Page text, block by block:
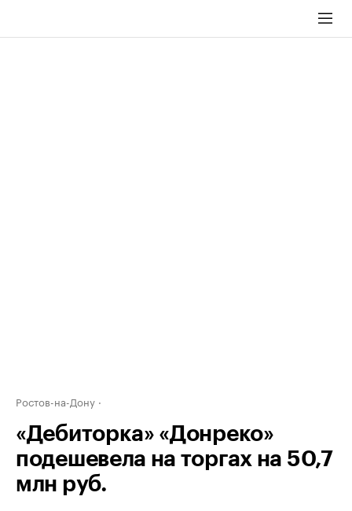
Ростов-на-Дону
«Дебиторка» «Донреко»
подешевела на торгах на 50,7
млн руб.